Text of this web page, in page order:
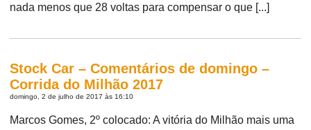
nada menos que 28 voltas para compensar o que [...]
Stock Car – Comentários de domingo –
Corrida do Milhão 2017
domingo, 2 de julho de 2017 às 16:10
Marcos Gomes, 2º colocado: A vitória do Milhão mais uma